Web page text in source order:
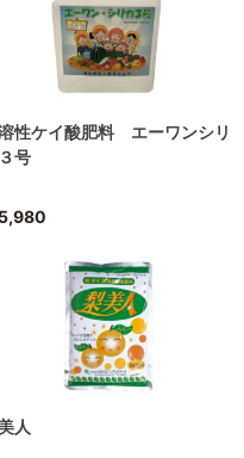
性ケイ酸肥料 エーワンシリ
号
人